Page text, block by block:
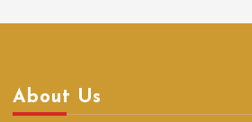
About Us